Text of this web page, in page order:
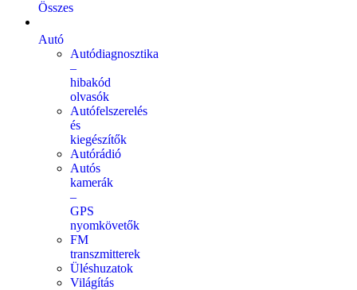
Összes
Autó
Autódiagnosztika
–
hibakód
olvasók
Autófelszerelés
és
kiegészítők
Autórádió
Autós
kamerák
–
GPS
nyomkövetők
FM
transzmitterek
Üléshuzatok
Világítás